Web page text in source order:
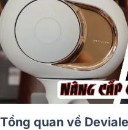
Tổng quan về